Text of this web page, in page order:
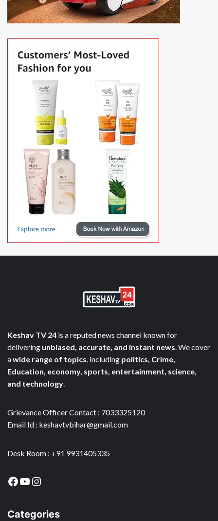
Keshav TV 24 is a reputed news channel known for
delivering unbiased, accurate, and instant news. We cover
awide range of topics, including politics, Crime,
Education, economy, sports, entertainment, science,
and technology.
Grievance Officer Contact : 7033325120
Email Id : keshavtvbihar@gmail.com
Desk Room : +91 9931405335
Facebook
YouTube
Instagram
Categories